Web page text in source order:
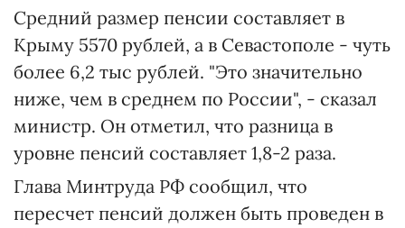
Средний размер пенсии составляет в
Крыму 5570 рублей, а в Севастополе - чуть
более 6,2 тыс рублей. "Это значительно
ниже, чем в среднем по России", - сказал
министр. Он отметил, что разница в
уровне пенсий составляет 1,8-2 раза.
Глава Минтруда РФ сообщил, что
пересчет пенсий должен быть проведен в